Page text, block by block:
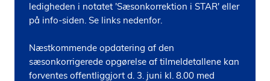
ledigheden i notatet 'Sæsonkorrektion i STAR' eller
på info-siden. Se links nedenfor.
Næstkommende opdatering af den
sæsonkorrigerede opgørelse af tilmeldetallene kan
forventes offentliggjort d. 3. juni kl. 8.00 med